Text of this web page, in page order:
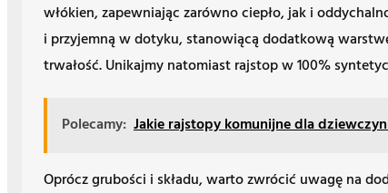
włókien, zapewniając zarówno ciepło, jak i
i przyjemną w dotyku, stanowiącą dodatkową
trwałość. Unikajmy natomiast rajstop w 100%
Polecamy: Jakie rajstopy komunijne dla
Oprócz grubości i składu, warto zwrócić uwagę na